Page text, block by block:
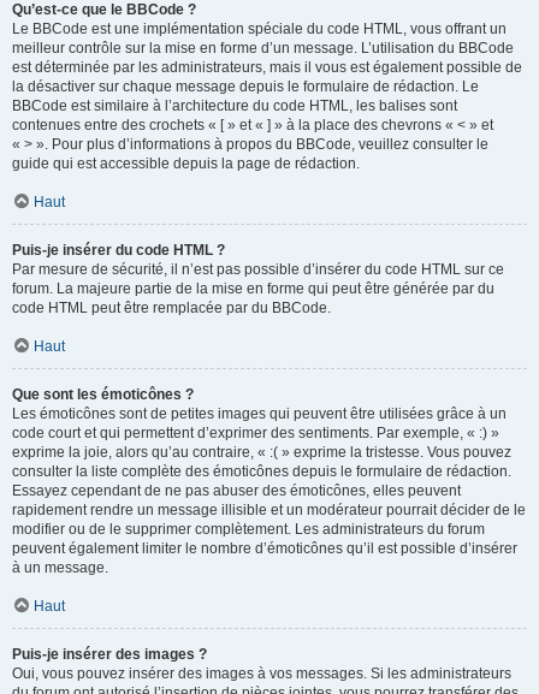
Qu’est-ce que le BBCode ?
Le BBCode est une implémentation spéciale du code HTML, vous offrant un
meilleur contrôle sur la mise en forme d’un message. L’utilisation du BBCode
est déterminée par les administrateurs, mais il vous est également possible de
la désactiver sur chaque message depuis le formulaire de rédaction. Le
BBCode est similaire à l’architecture du code HTML, les balises sont
contenues entre des crochets « [ » et « ] » à la place des chevrons « < » et
« > ». Pour plus d’informations à propos du BBCode, veuillez consulter le
guide qui est accessible depuis la page de rédaction.
Haut
Puis-je insérer du code HTML ?
Par mesure de sécurité, il n’est pas possible d’insérer du code HTML sur ce
forum. La majeure partie de la mise en forme qui peut être générée par du
code HTML peut être remplacée par du BBCode.
Haut
Que sont les émoticônes ?
Les émoticônes sont de petites images qui peuvent être utilisées grâce à un
code court et qui permettent d’exprimer des sentiments. Par exemple, « :) »
exprime la joie, alors qu’au contraire, « :( » exprime la tristesse. Vous pouvez
consulter la liste complète des émoticônes depuis le formulaire de rédaction.
Essayez cependant de ne pas abuser des émoticônes, elles peuvent
rapidement rendre un message illisible et un modérateur pourrait décider de le
modifier ou de le supprimer complètement. Les administrateurs du forum
peuvent également limiter le nombre d’émoticônes qu’il est possible d’insérer
à un message.
Haut
Puis-je insérer des images ?
Oui, vous pouvez insérer des images à vos messages. Si les administrateurs